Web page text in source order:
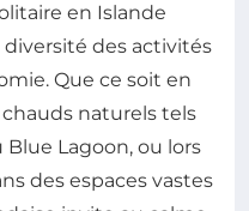
en Islande
des activités
Que ce soit en
naturels tels
Lagoon, ou lors
des espaces vastes